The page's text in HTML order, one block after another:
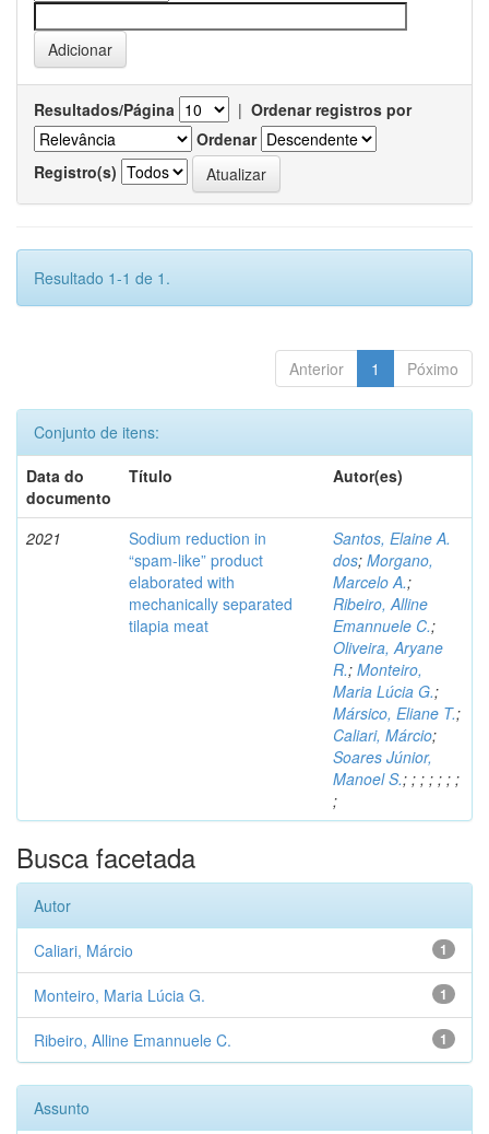
Resultados/Página | Ordenar registros por
Ordenar
Registro(s)
Resultado 1-1 de 1.
Anterior 1 Póximo
Conjunto de itens:
Data do
documento
Título Autor(es)
2021
Sodium reduction in
“spam-like” product
elaborated with
mechanically separated
tilapia meat
Santos, Elaine A.
dos; Morgano,
Marcelo A.;
Ribeiro, Alline
Emannuele C.;
Oliveira, Aryane
R.; Monteiro,
Maria Lúcia G.;
Mársico, Eliane T.;
Caliari, Márcio;
Soares Júnior,
Manoel S.; ; ; ; ; ; ;
;
Busca facetada
Autor
1
Caliari, Márcio
1
Monteiro, Maria Lúcia G.
1
Ribeiro, Alline Emannuele C.
Assunto